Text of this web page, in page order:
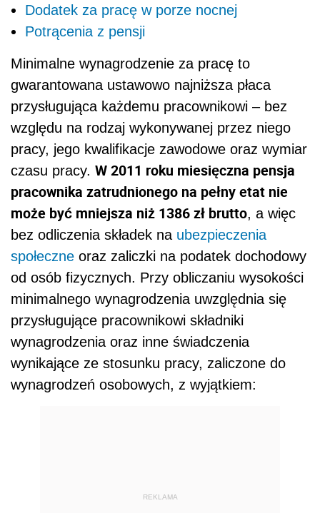
Dodatek za pracę w porze nocnej
Potrącenia z pensji
Minimalne wynagrodzenie za pracę to
gwarantowana ustawowo najniższa płaca
przysługująca każdemu pracownikowi – bez
względu na rodzaj wykonywanej przez niego
pracy, jego kwalifikacje zawodowe oraz wymiar
czasu pracy. W 2011 roku miesięczna pensja
pracownika zatrudnionego na pełny etat nie
może być mniejsza niż 1386 zł brutto, a więc
bez odliczenia składek na ubezpieczenia
społeczne oraz zaliczki na podatek dochodowy
od osób fizycznych. Przy obliczaniu wysokości
minimalnego wynagrodzenia uwzględnia się
przysługujące pracownikowi składniki
wynagrodzenia oraz inne świadczenia
wynikające ze stosunku pracy, zaliczone do
wynagrodzeń osobowych, z wyjątkiem:
REKLAMA